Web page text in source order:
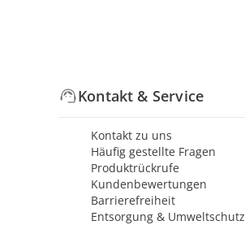
Kontakt & Service
Kontakt zu uns
Häufig gestellte Fragen
Produktrückrufe
Kundenbewertungen
Barrierefreiheit
Entsorgung & Umweltschutz